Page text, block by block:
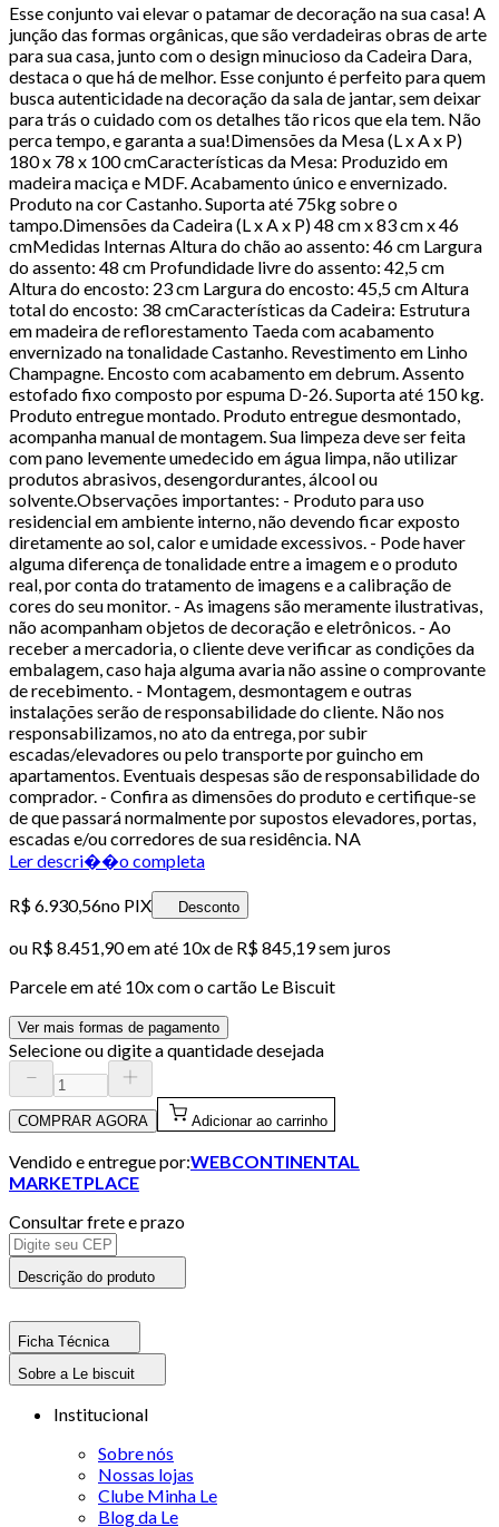
Esse conjunto vai elevar o patamar de decoração na sua casa! A
junção das formas orgânicas, que são verdadeiras obras de arte
para sua casa, junto com o design minucioso da Cadeira Dara,
destaca o que há de melhor. Esse conjunto é perfeito para quem
busca autenticidade na decoração da sala de jantar, sem deixar
para trás o cuidado com os detalhes tão ricos que ela tem. Não
perca tempo, e garanta a sua!Dimensões da Mesa (L x A x P)
180 x 78 x 100 cmCaracterísticas da Mesa: Produzido em
madeira maciça e MDF. Acabamento único e envernizado.
Produto na cor Castanho. Suporta até 75kg sobre o
tampo.Dimensões da Cadeira (L x A x P) 48 cm x 83 cm x 46
cmMedidas Internas Altura do chão ao assento: 46 cm Largura
do assento: 48 cm Profundidade livre do assento: 42,5 cm
Altura do encosto: 23 cm Largura do encosto: 45,5 cm Altura
total do encosto: 38 cmCaracterísticas da Cadeira: Estrutura
em madeira de reflorestamento Taeda com acabamento
envernizado na tonalidade Castanho. Revestimento em Linho
Champagne. Encosto com acabamento em debrum. Assento
estofado fixo composto por espuma D-26. Suporta até 150 kg.
Produto entregue montado. Produto entregue desmontado,
acompanha manual de montagem. Sua limpeza deve ser feita
com pano levemente umedecido em água limpa, não utilizar
produtos abrasivos, desengordurantes, álcool ou
solvente.Observações importantes: - Produto para uso
residencial em ambiente interno, não devendo ficar exposto
diretamente ao sol, calor e umidade excessivos. - Pode haver
alguma diferença de tonalidade entre a imagem e o produto
real, por conta do tratamento de imagens e a calibração de
cores do seu monitor. - As imagens são meramente ilustrativas,
não acompanham objetos de decoração e eletrônicos. - Ao
receber a mercadoria, o cliente deve verificar as condições da
embalagem, caso haja alguma avaria não assine o comprovante
de recebimento. - Montagem, desmontagem e outras
instalações serão de responsabilidade do cliente. Não nos
responsabilizamos, no ato da entrega, por subir
escadas/elevadores ou pelo transporte por guincho em
apartamentos. Eventuais despesas são de responsabilidade do
comprador. - Confira as dimensões do produto e certifique-se
de que passará normalmente por supostos elevadores, portas,
escadas e/ou corredores de sua residência. NA
Ler descri��o completa
R$ 6.930,56no PIX Desconto
ou R$ 8.451,90em até 10x de R$ 845,19 sem juros
Parcele em até 10x com o cartão Le Biscuit
Ver mais formas de pagamento
Selecione ou digite a quantidade desejada
COMPRAR AGORA Adicionar ao carrinho
Vendido e entregue por:WEBCONTINENTAL
MARKETPLACE
Consultar frete e prazo
Descrição do produto
Ficha Técnica
Sobre a Le biscuit
Institucional
Sobre nós
Nossas lojas
Clube Minha Le
Blog da Le